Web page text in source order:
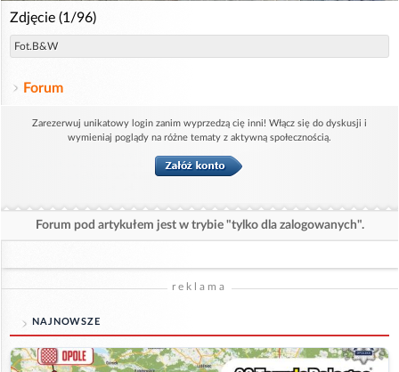
Zdjęcie (1/96)
Fot.B&W
Forum
Zarezerwuj unikatowy login zanim wyprzedzą cię inni! Włącz się do dyskusji i
wymieniaj poglądy na różne tematy z aktywną społecznością.
Forum pod artykułem jest w trybie "tylko dla zalogowanych".
reklama
NAJNOWSZE